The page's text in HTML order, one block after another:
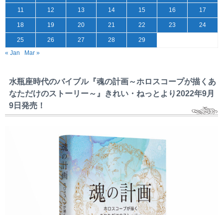
11 12 13 14 15 16 17
18 19 20 21 22 23 24
25 26 27 28
29
« Jan
Mar »
水瓶座時代のバイブル『魂の計画～ホロスコープが描くあ
なただけのストーリー～』きれい・ねっとより2022年9月
9日発売！